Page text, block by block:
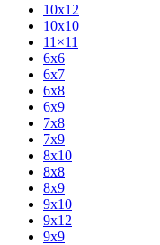
10x12
10x10
11×11
6x6
6x7
6x8
6x9
7x8
7x9
8x10
8x8
8x9
9x10
9x12
9x9